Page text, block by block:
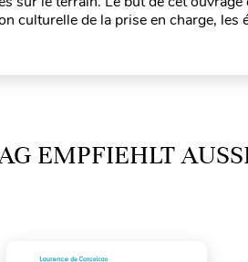
culturelle de la prise en charge, les
EMPFIEHLT